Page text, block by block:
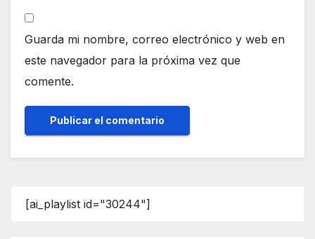
Guarda mi nombre, correo electrónico y web en
este navegador para la próxima vez que
comente.
[ai_playlist id="30244"]